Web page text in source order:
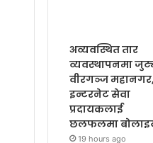
अव्यवस्थित तार
व्यवस्थापनमा
वीरगञ्ज महानगर,
इन्टरनेट सेवा
प्रदायकलाई
छलफलमा
19 hours ago